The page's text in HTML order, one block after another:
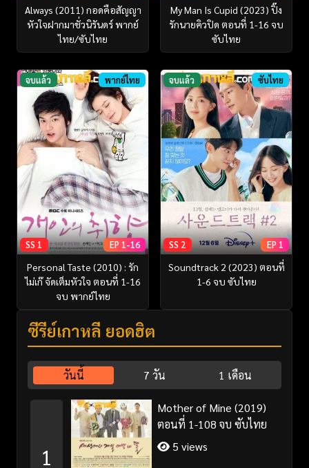
Always (2011) กอดคือสัญญา
หัวใจฝากมาชั่วนิรันดร์ พากย์
ไทย/ซับไทย
My Man Is Cupid (2023) ปิ๊ง
รักนายคิวปิด ตอนที่ 1-16 จบ
ซับไทย
จบแล้ว พากย์ไทย
SS 1 EP 1-16
Personal Taste (2010) : รัก
ไม่เก๊ จัดเต็มหัวใจ ตอนที่ 1-16
จบ พากย์ไทย
จบแล้ว ซับไทย
SS 2 EP 1
Soundtrack 2 (2023) ตอนที่
1-6 จบ ซับไทย
ซีรี่ย์เกาหลี ยอดฮิต
วันนี้ 7 วัน 1 เดือน
1
Mother of Mine (2019)
ตอนที่ 1-108 จบ ซับไทย
5 views